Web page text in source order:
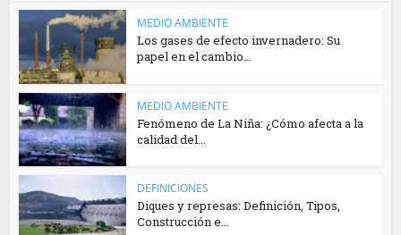
MEDIO AMBIENTE
Los gases de efecto invernadero: Su
papel en el cambio...
MEDIO AMBIENTE
Fenómeno de La Niña: ¿Cómo afecta a la
calidad del...
DEFINICIONES
Diques y represas: Definición, Tipos,
Construcción e...